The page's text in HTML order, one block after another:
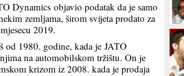
Dynamics objavio podatak da je samo
zemljama, širom svijeta prodato za
2019.
od 1980. godine, kada je JATO
na automobilskom tržištu. On je
krizom iz 2008. kada je prodaja